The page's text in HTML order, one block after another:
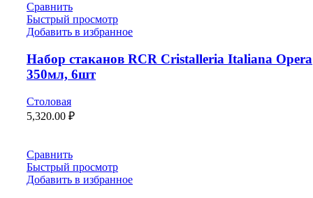
Сравнить
Быстрый просмотр
Добавить в избранное
Набор стаканов RCR Cristalleria Italiana Opera
350мл, 6шт
Столовая
5,320.00 ₽
Сравнить
Быстрый просмотр
Добавить в избранное